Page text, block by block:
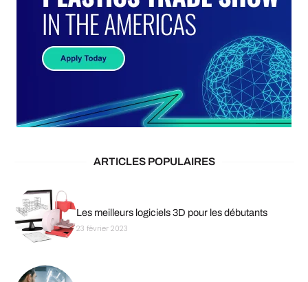
ARTICLES POPULAIRES
Les meilleurs logiciels 3D pour les débutants
23 février 2023